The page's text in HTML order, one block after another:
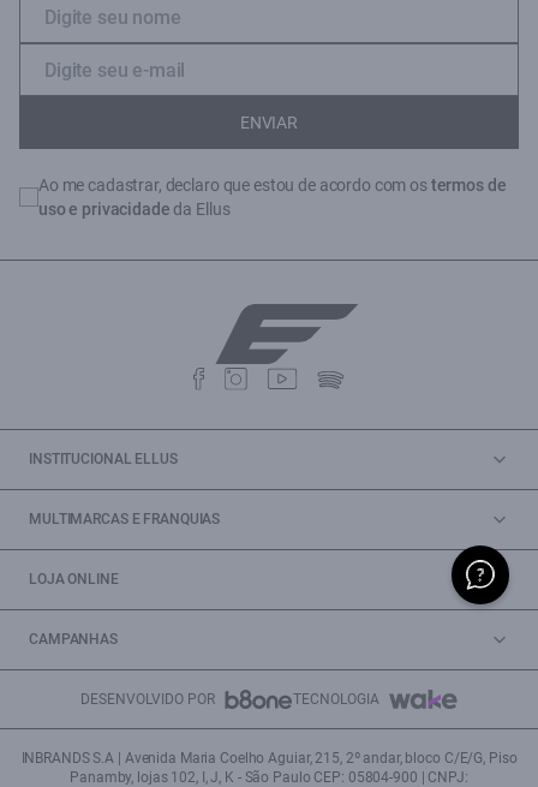
ENVIAR
Ao me cadastrar, declaro que estou de acordo com ostermos de
uso e privacidade da Ellus
INSTITUCIONAL ELLUS
MULTIMARCAS E FRANQUIAS
LOJA ONLINE
CAMPANHAS
DESENVOLVIDO POR TECNOLOGIA
INBRANDS S.A | Avenida Maria Coelho Aguiar, 215, 2º andar, bloco C/E/G, Piso
Panamby, lojas 102, I, J, K - São Paulo CEP: 05804-900 | CNPJ: